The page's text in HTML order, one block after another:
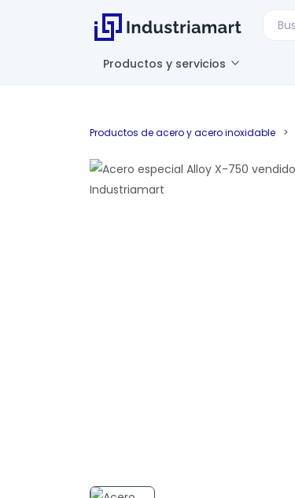
Productos y servicios
Productos de acero y acero inoxidable >